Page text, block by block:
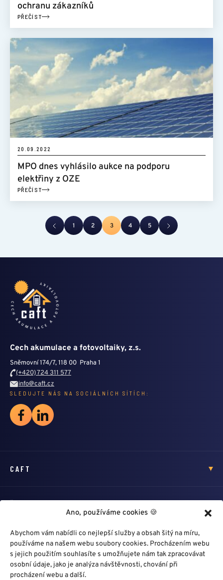
Ano, používáme cookies 🍪
Abychom vám nabídli co nejlepší služby a obsah šitý na míru,
používáme na našem webu soubory cookies. Procházením webu
s jejich použitím souhlasíte s umožňujete nám tak zpracovávat
osobní údaje, jako je analýza návštěvnosti, chování při
procházení webu a další.
ochranu zákazníků
PŘEČÍST
20.09.2022
MPO dnes vyhlásilo aukce na podporu
elektřiny z OZE
PŘEČÍST
1 2 3 4 5
Cech akumulace a fotovoltaiky, z.s.
Sněmovní 174/7, 118 00 Praha 1
(+420) 724 311 577
info@caft.cz
SLEDUJTE NÁS NA SOCIÁLNÍCH SÍTÍCH:
CAFT
HLEDÁM PROFÍKA
DALŠÍ ODKAZY